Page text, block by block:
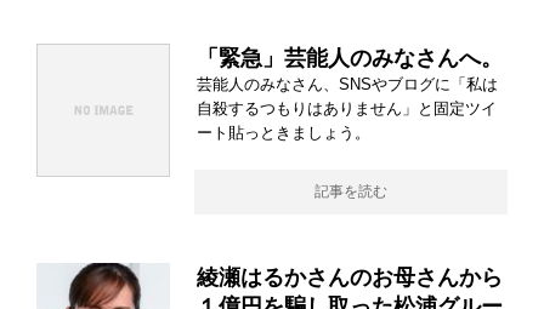
「緊急」芸能人のみなさんへ。
芸能人のみなさん、SNSやブログに「私は
自殺するつもりはありません」と固定ツイ
ート貼っときましょう。
記事を読む
綾瀬はるかさんのお母さんから